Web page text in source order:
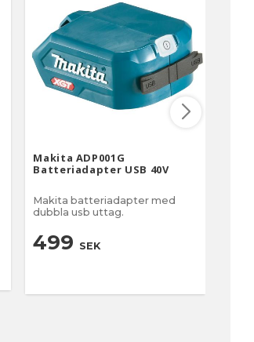
Makita ADP001G
Batteriadapter USB 40V
Makita batteriadapter med
dubbla usb uttag.
499 SEK